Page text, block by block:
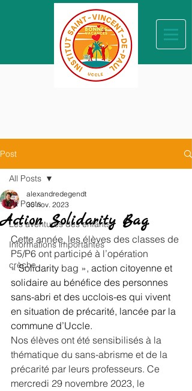
Post
All Posts
Les aventures des enfants
Informations importantes
crèche
All Posts
Action Solidarity Bag.
alexandredegendt
30 nov. 2023
Cette année, les élèves des classes de
P5/P6 ont participé à l’opération
« Solidarity bag », action citoyenne et
solidaire au bénéfice des personnes
sans-abri et des ucclois-es qui vivent
en situation de précarité, lancée par la
commune d’Uccle.
Nos élèves ont été sensibilisés à la
thématique du sans-abrisme et de la
précarité par leurs professeurs. Ce
mercredi 29 novembre 2023, le